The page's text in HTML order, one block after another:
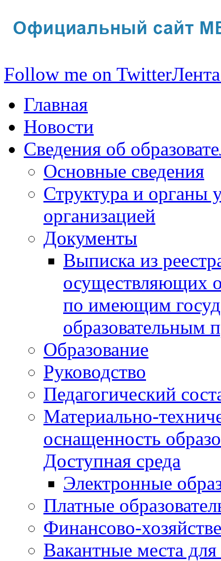
Follow me on Twitter
Главная
Новости
Сведения об
Основные сведения
Структура и органы
организацией
Документы
Выписка из
осуществляющих
по имеющим
образовательным
Образование
Руководство
Педагогический
Материально-
оснащенность
Доступная среда
Электронные
Платные
Финансово-
Вакантные места